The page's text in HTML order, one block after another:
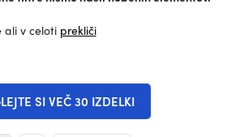
ali v celoti prekliči
SI VEČ 30 IZDELKI